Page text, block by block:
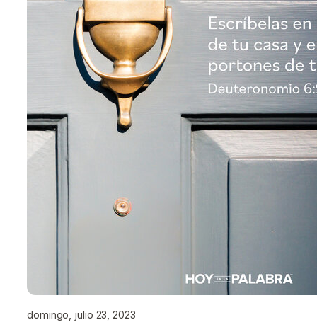
domingo, julio 23, 2023